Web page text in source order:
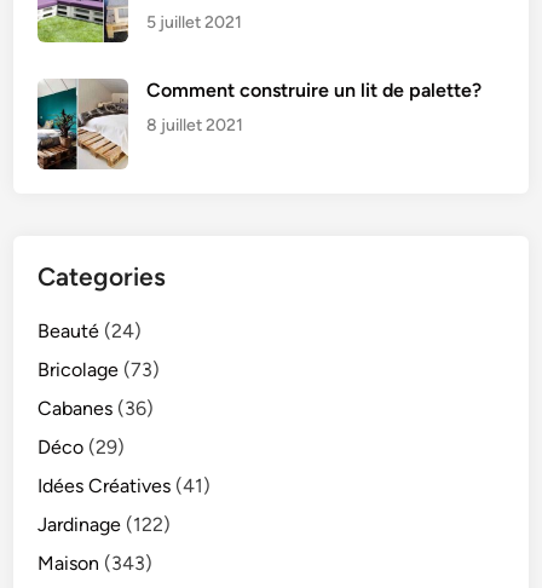
5 juillet 2021
Comment construire un lit de palette?
8 juillet 2021
Categories
Beauté (24)
Bricolage (73)
Cabanes (36)
Déco (29)
Idées Créatives (41)
Jardinage (122)
Maison (343)